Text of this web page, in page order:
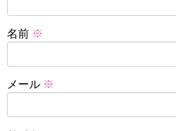
名前 ※
メール ※